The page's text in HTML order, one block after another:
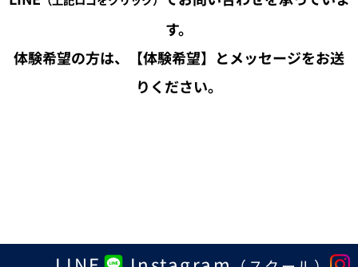
す。
体験希望の方は、【体験希望】とメッセージをお送
りください。